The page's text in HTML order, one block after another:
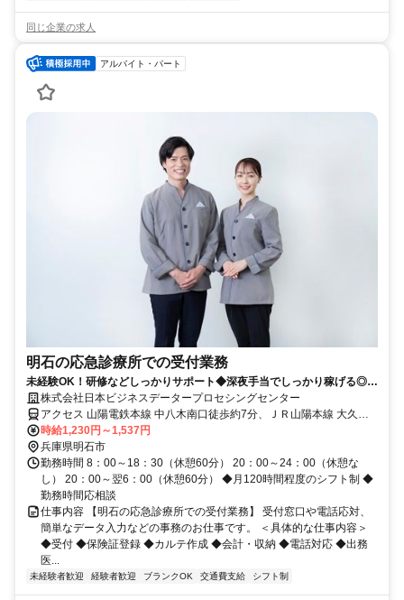
同じ企業の求人
アルバイト・パート
明石の応急診療所での受付業務
未経験OK！研修などしっかりサポート◆深夜手当でしっかり稼げる◎男
女とも活躍中◆
株式会社日本ビジネスデータープロセシングセンター
アクセス 山陽電鉄本線 中八木南口徒歩約7分、ＪＲ山陽本線 大久保
（兵庫県）南口徒歩約15分、山陽電鉄本線 藤江徒歩約23分 明石市立
夜間休日応急診療所 山陽「中八木駅」より徒歩10分、JR「大久保
駅」より15分 ※車通勤OK
時給1,230円～1,537円
兵庫県明石市
勤務時間 8：00～18：30（休憩60分） 20：00～24：00（休憩な
し） 20：00～翌6：00（休憩60分） ◆月120時間程度のシフト制 ◆
勤務時間応相談
仕事内容 【明石の応急診療所での受付業務】 受付窓口や電話応対、
簡単なデータ入力などの事務のお仕事です。 ＜具体的な仕事内容＞
◆受付 ◆保険証登録 ◆カルテ作成 ◆会計・収納 ◆電話対応 ◆出務
医...
未経験者歓迎 経験者歓迎 ブランクOK 交通費支給 シフト制